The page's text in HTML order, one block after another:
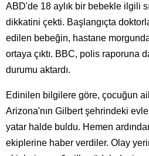
ABD'de 18 aylık bir bebekle ilgili
dikkatini çekti. Başlangıçta
edilen bebeğin, hastane
ortaya çıktı. BBC, polis raporuna
durumu aktardı.
Edinilen bilgilere göre, çocuğun
Arizona'nın Gilbert şehrindeki
yatar halde buldu. Hemen
ekiplerine haber verdiler. Olay